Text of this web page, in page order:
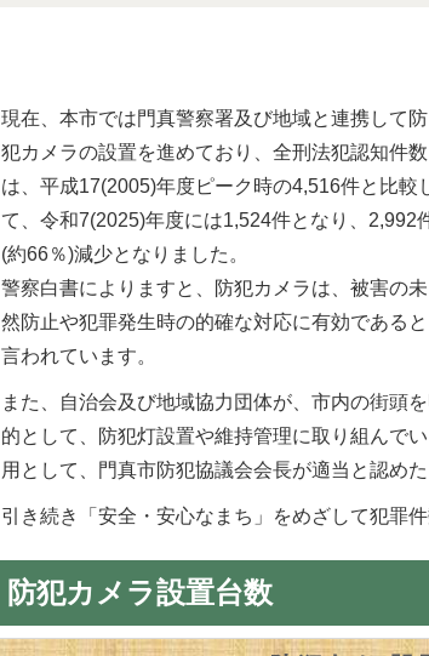
現在、本市では門真警察署及び地域と連携して防
犯カメラの設置を進めており、全刑法犯認知件数
は、平成17(2005)年度ピーク時の4,516件と比較
て、令和7(2025)年度には1,524件となり、2,992
(約66％)減少となりました。
警察白書によりますと、防犯カメラは、被害の未
然防止や犯罪発生時の的確な対応に有効であると
言われています。
また、自治会及び地域協力団体が、市内の街頭
的として、防犯灯設置や維持管理に取り組んで
用として、門真市防犯協議会会長が適当と認め
引き続き「安全・安心なまち」をめざして犯罪
防犯カメラ設置台数